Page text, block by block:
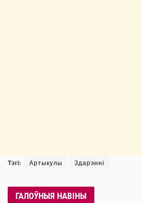
Тэгі: Артыкулы Здарэнні
ГАЛОЎНЫЯ НАВІНЫ